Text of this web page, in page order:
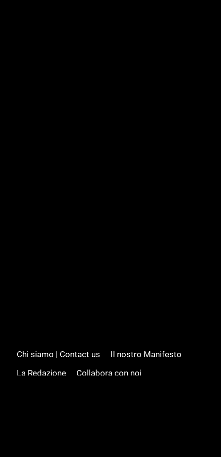
Chi siamo | Contact us
Il nostro Manifesto
La Redazione
Collabora con noi